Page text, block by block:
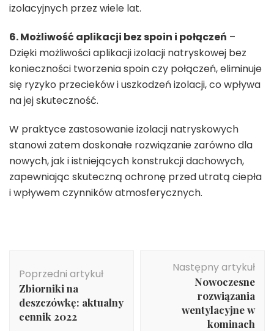
izolacyjnych przez wiele lat.
6. Możliwość aplikacji bez spoin i połączeń –
Dzięki możliwości aplikacji izolacji natryskowej bez
konieczności tworzenia spoin czy połączeń, eliminuje
się ryzyko przecieków i uszkodzeń izolacji, co wpływa
na jej skuteczność.
W praktyce zastosowanie izolacji natryskowych
stanowi zatem doskonałe rozwiązanie zarówno dla
nowych, jak i istniejących konstrukcji dachowych,
zapewniając skuteczną ochronę przed utratą ciepła
i wpływem czynników atmosferycznych.
wpisu
Poprzedni artykuł
Zbiorniki na
deszczówkę: aktualny
cennik 2022
Następny artykuł
Nowoczesne
rozwiązania
wentylacyjne w
kominach